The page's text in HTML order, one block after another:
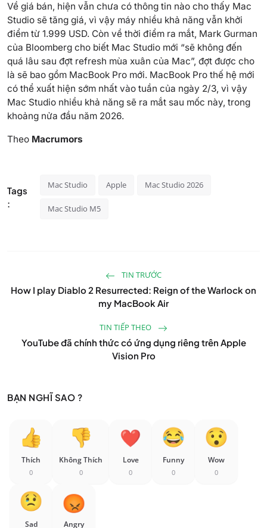
Về giá bán, hiện vẫn chưa có thông tin nào cho thấy Mac
Studio sẽ tăng giá, vì vậy máy nhiều khả năng vẫn khởi
điểm từ 1.999 USD. Còn về thời điểm ra mắt, Mark Gurman
của Bloomberg cho biết Mac Studio mới “sẽ không đến
quá lâu sau đợt refresh mùa xuân của Mac”, đợt được cho
là sẽ bao gồm MacBook Pro mới. MacBook Pro thế hệ mới
có thể xuất hiện sớm nhất vào tuần của ngày 2/3, vì vậy
Mac Studio nhiều khả năng sẽ ra mắt sau mốc này, trong
khoảng nửa đầu năm 2026.
Theo Macrumors
Tags
:
Mac Studio Apple Mac Studio 2026
Mac Studio M5
TIN TRƯỚC
How I play Diablo 2 Resurrected: Reign of the Warlock on
my MacBook Air
TIN TIẾP THEO
YouTube đã chính thức có ứng dụng riêng trên Apple
Vision Pro
BẠN NGHĨ SAO ?
Thích
0
Không Thích
0
Love
0
Funny
0
Wow
0
Sad Angry